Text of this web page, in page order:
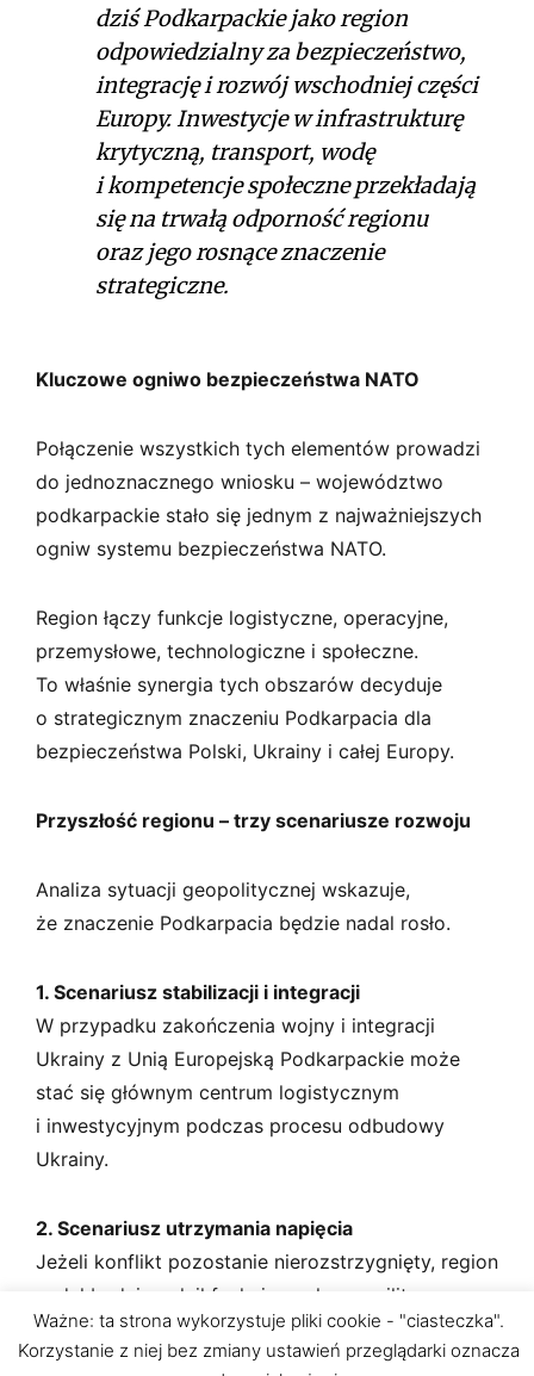
dziś Podkarpackie jako region
odpowiedzialny za bezpieczeństwo,
integrację i rozwój wschodniej części
Europy. Inwestycje w infrastrukturę
krytyczną, transport, wodę
i kompetencje społeczne przekładają
się na trwałą odporność regionu
oraz jego rosnące znaczenie
strategiczne.
Kluczowe ogniwo bezpieczeństwa NATO
Połączenie wszystkich tych elementów prowadzi
do jednoznacznego wniosku – województwo
podkarpackie stało się jednym z najważniejszych
ogniw systemu bezpieczeństwa NATO.
Region łączy funkcje logistyczne, operacyjne,
przemysłowe, technologiczne i społeczne.
To właśnie synergia tych obszarów decyduje
o strategicznym znaczeniu Podkarpacia dla
bezpieczeństwa Polski, Ukrainy i całej Europy.
Przyszłość regionu – trzy scenariusze rozwoju
Analiza sytuacji geopolitycznej wskazuje,
że znaczenie Podkarpacia będzie nadal rosło.
1. Scenariusz stabilizacji i integracji
W przypadku zakończenia wojny i integracji
Ukrainy z Unią Europejską Podkarpackie może
stać się głównym centrum logistycznym
i inwestycyjnym podczas procesu odbudowy
Ukrainy.
2. Scenariusz utrzymania napięcia
Jeżeli konflikt pozostanie nierozstrzygnięty, region
nadal będzie pełnił funkcję zaplecza militarnego
NATO, co zwiększy znaczenie inwestycji
w infrastrukturę obronną.
Ważne: ta strona wykorzystuje pliki cookie - "ciasteczka".
Korzystanie z niej bez zmiany ustawień przeglądarki oznacza